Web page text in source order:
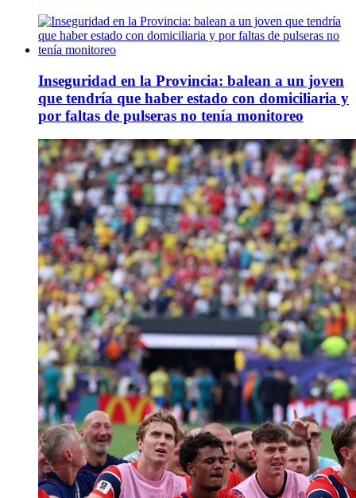
Inseguridad en la Provincia: balean a un joven
que tendría que haber estado con domiciliaria y
por faltas de pulseras no tenía monitoreo